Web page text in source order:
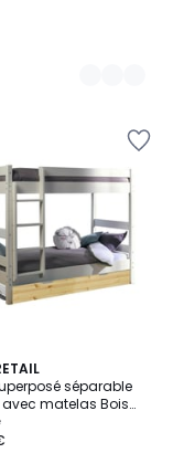
séparable
matelas Bois
AARON